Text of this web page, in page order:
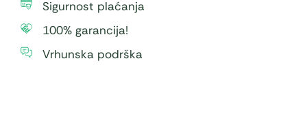
Sigurnost plaćanja
100% garancija!
Vrhunska podrška